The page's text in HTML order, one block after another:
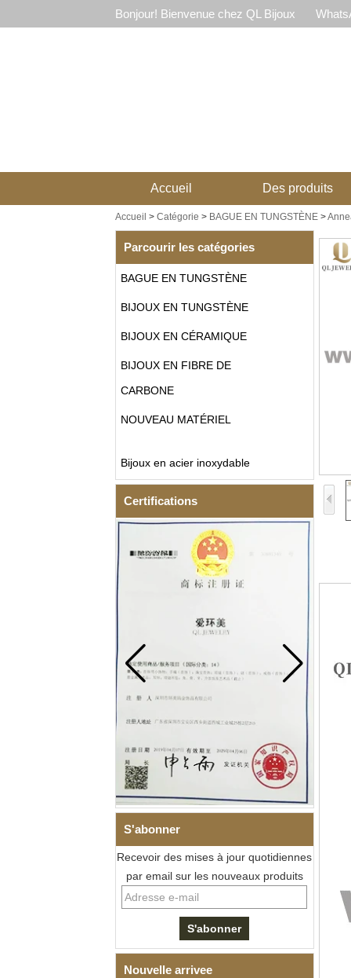
Bonjour! Bienvenue chez QL Bijoux
Accueil Des produits
Accueil > Catégorie > BAGUE EN TUNGSTÈNE>
Parcourir les catégories
BAGUE EN TUNGSTÈNE
BIJOUX EN TUNGSTÈNE
BIJOUX EN CÉRAMIQUE
BIJOUX EN FIBRE DE
CARBONE
NOUVEAU MATÉRIEL
Bijoux en acier inoxydable
Certifications
S'abonner
Recevoir des mises à jour quotidiennes
par email sur les nouveaux produits
Nouvelle arrivee
Bracelet à maillons I en acier
inoxydable 304 en
céramique de zircone noire
déployant à double poussée
316L, bracelet à maillons
magnétiques et germanium